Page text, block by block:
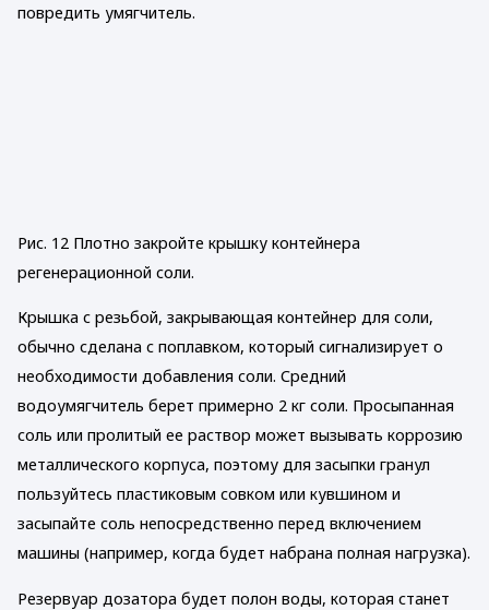
повредить умягчитель.
Рис. 12 Плотно закройте крышку контейнера
регенерационной соли.
Крышка с резьбой, закрывающая контейнер для соли,
обычно сделана с поплавком, который сигнализирует о
необходимости добавления соли. Средний
водоумягчитель берет примерно 2 кг соли. Просыпанная
соль или пролитый ее раствор может вызывать коррозию
металлического корпуса, поэтому для засыпки гранул
пользуйтесь пластиковым совком или кувшином и
засыпайте соль непосредственно перед включением
машины (например, когда будет набрана полная нагрузка).
Резервуар дозатора будет полон воды, которая станет